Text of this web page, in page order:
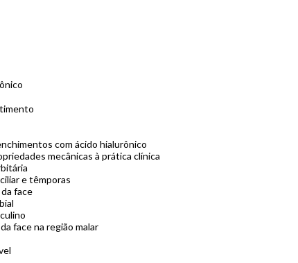
com ácido hialurônico
mecânicas à prática clínica
e têmporas
face
face na região malar